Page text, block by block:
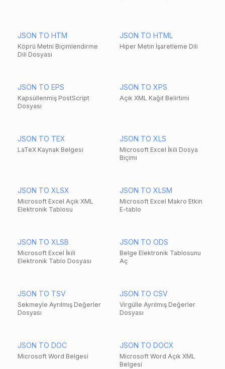
JSON TO HTM
Köprü Metni Biçimlendirme
Dili Dosyası
JSON TO HTML
Hiper Metin İşaretleme Dili
JSON TO EPS
Kapsüllenmiş PostScript
Dosyası
JSON TO XPS
Açık XML Kağıt Belirtimi
JSON TO TEX
LaTeX Kaynak Belgesi
JSON TO XLS
Microsoft Excel İkili Dosya
Biçimi
JSON TO XLSX
Microsoft Excel Açık XML
Elektronik Tablosu
JSON TO XLSM
Microsoft Excel Makro Etkin
E-tablo
JSON TO XLSB
Microsoft Excel İkili
Elektronik Tablo Dosyası
JSON TO ODS
Belge Elektronik Tablosunu
Aç
JSON TO TSV
Sekmeyle Ayrılmış Değerler
Dosyası
JSON TO CSV
Virgülle Ayrılmış Değerler
Dosyası
JSON TO DOC
Microsoft Word Belgesi
JSON TO DOCX
Microsoft Word Açık XML
Belgesi